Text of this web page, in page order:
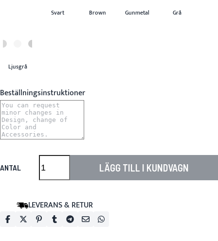
Svart Brown Gunmetal Grå
Ljusgrå
Beställningsinstruktioner
ANTAL LÄGG TILL I KUNDVAGN
LEVERANS & RETUR